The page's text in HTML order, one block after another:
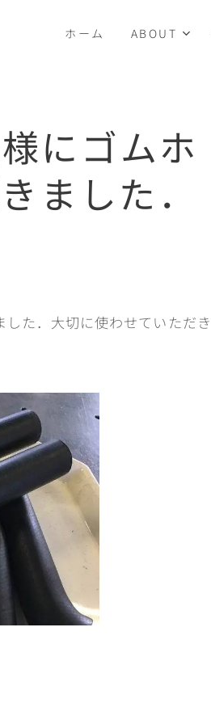
ホーム ABOUT
にゴムホ
ました．
た．大切に使わせていただき